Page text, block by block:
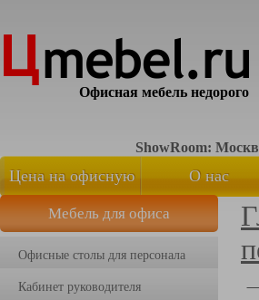
Офисная мебель недорого
ShowRoom:
Цена на офисную
мебель
О нас
Мебель для офиса
Офисные столы для персонала
Кабинет руководителя